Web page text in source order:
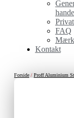
FAQ
Kontakt
Forside / Proff Aluminium